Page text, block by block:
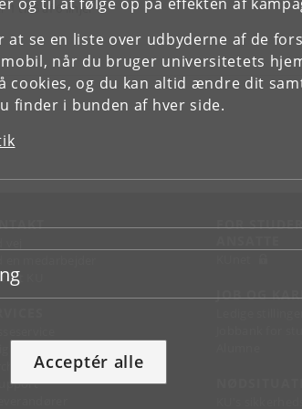
at se en liste over udbyderne af de
når du bruger universitetets
cookies, og du kan altid ændre dit
finder i bunden af hver side.
Acceptér alle
1 til 6 af 6 linjer
KU
FOR
JOB OG